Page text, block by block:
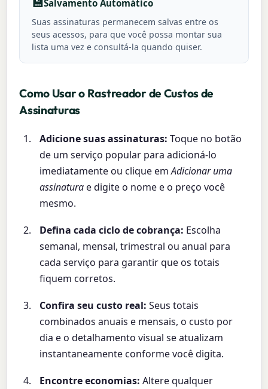
Salvamento Automático
Suas assinaturas permanecem salvas entre os
seus acessos, para que você possa montar sua
lista uma vez e consultá-la quando quiser.
Como Usar o Rastreador de Custos de
Assinaturas
Adicione suas assinaturas: Toque no botão
de um serviço popular para adicioná-lo
imediatamente ou clique emAdicionar uma
assinaturae digite o nome e o preço você
mesmo.
Defina cada ciclo de cobrança: Escolha
semanal, mensal, trimestral ou anual para
cada serviço para garantir que os totais
fiquem corretos.
Confira seu custo real: Seus totais
combinados anuais e mensais, o custo por
dia e o detalhamento visual se atualizam
instantaneamente conforme você digita.
Encontre economias: Altere qualquer